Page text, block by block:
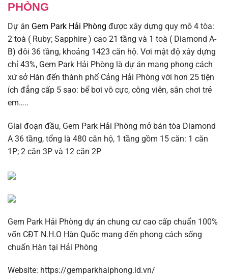
PHÒNG
Dự án Gem Park Hải Phòng được xây dựng quy mô 4 tòa:
2 toà ( Ruby; Sapphire ) cao 21 tầng và 1 toà ( Diamond A-
B) đôi 36 tầng, khoảng 1423 căn hộ. Vơi mật độ xây dựng
chỉ 43%, Gem Park Hải Phòng là dự án mang phong cách
xứ sở Hàn đến thành phố Cảng Hải Phòng với hơn 25 tiện
ích đẳng cấp 5 sao: bể bơi vô cực, công viên, sân chơi trẻ
em…..
Giai đoạn đầu, Gem Park Hải Phòng mở bán tòa Diamond
A 36 tầng, tổng là 480 căn hộ, 1 tầng gồm 15 căn: 1 căn
1P; 2 căn 3P và 12 căn 2P
Gem Park Hải Phòng dự án chung cư cao cấp chuẩn 100%
vốn CĐT N.H.O Hàn Quốc mang đến phong cách sống
chuẩn Hàn tại Hải Phòng
Website: https://gemparkhaiphong.id.vn/